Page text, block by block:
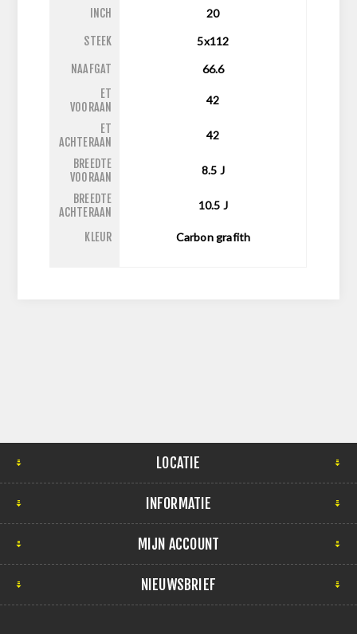
INCH 20
STEEK 5x112
NAAFGAT
66.6
ET
VOORAAN
42
ET
ACHTERAAN
42
BREEDTE
VOORAAN
8.5 J
BREEDTE
ACHTERAAN
10.5 J
KLEUR Carbon grafith
LOCATIE
INFORMATIE
MIJN ACCOUNT
NIEUWSBRIEF